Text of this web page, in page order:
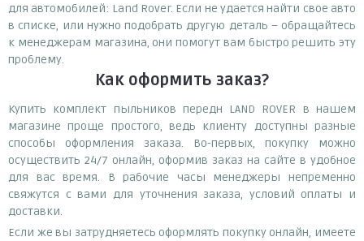
для автомобилей: Land Rover. Если не удается найти свое авто
в списке, или нужно подобрать другую деталь – обращайтесь
к менеджерам магазина, они помогут вам быстро решить эту
проблему.
Как оформить заказ?
Купить комплект пыльников передн LAND ROVER в нашем
магазине проще простого, ведь клиенту доступны разные
способы оформления заказа. Во-первых, покупку можно
осуществить 24/7 онлайн, оформив заказ на сайте в удобное
для вас время. В рабочие часы менеджеры непременно
свяжутся с вами для уточнения заказа, условий оплаты и
доставки.
Если же вы затрудняетесь оформлять покупку онлайн, имеете